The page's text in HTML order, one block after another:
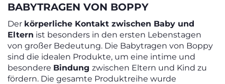
BABYTRAGEN VON BOPPY
Der körperliche Kontakt zwischen Baby und
Eltern ist besonders in den ersten Lebenstagen
von großer Bedeutung. Die Babytragen von Boppy
sind die idealen Produkte, um eine intime und
besondere Bindung zwischen Eltern und Kind zu
fördern. Die gesamte Produktreihe wurde